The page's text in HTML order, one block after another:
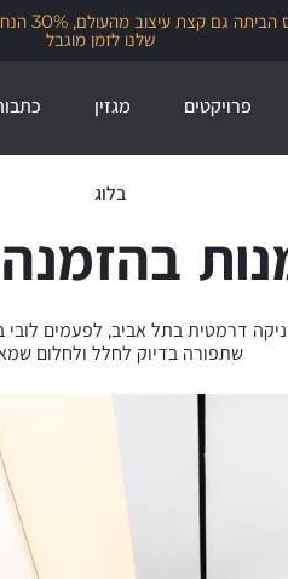
זמן
שלנו לזמן מוגבל
פרויקטים מגזין
בלוג
דרמטית בתל אביב, לפעמים
שתפורה בדיוק לחלל ולחלום